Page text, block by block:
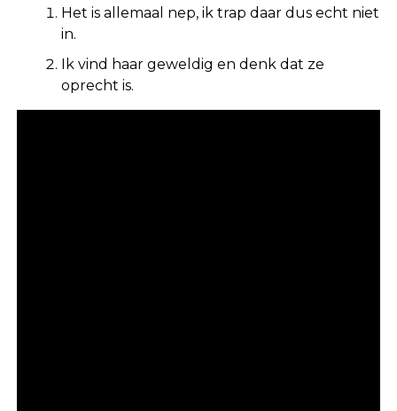
Het is allemaal nep, ik trap daar dus echt niet
in.
Ik vind haar geweldig en denk dat ze
oprecht is.